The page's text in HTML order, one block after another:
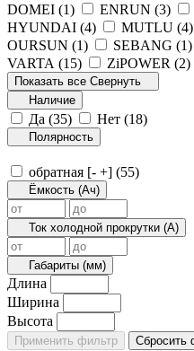
DOMEI (1) ENRUN (3)
HYUNDAI (4) MUTLU (4)
OURSUN (1) SEBANG (1)
VARTA (15) ZiPOWER (2)
Показать все Свернуть
Наличие
Да (35) Нет (18)
Полярность
обратная [- +] (55)
Ёмкость (Ач)
Ток холодной прокрутки (А)
Габариты (мм)
Длина
Ширина
Высота